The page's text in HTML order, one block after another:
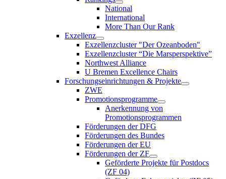
National
International
More Than Our Rank
Exzellenz
Exzellenzcluster "Der Ozeanboden"
Exzellenzcluster “Die Marsperspektive”
Northwest Alliance
U Bremen Excellence Chairs
Forschungseinrichtungen & Projekte
ZWE
Promotionsprogramme
Anerkennung von
Promotionsprogrammen
Förderungen der DFG
Förderungen des Bundes
Förderungen der EU
Förderungen der ZF
Geförderte Projekte für Postdocs
(ZF 04)